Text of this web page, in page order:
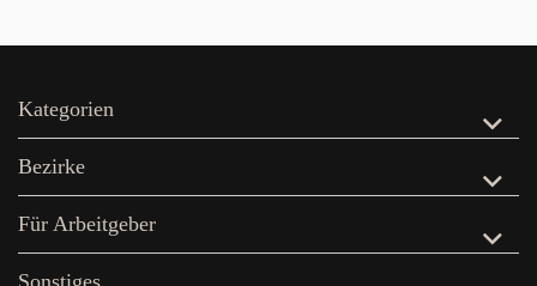
Kategorien
Bezirke
Für Arbeitgeber
Sonstiges